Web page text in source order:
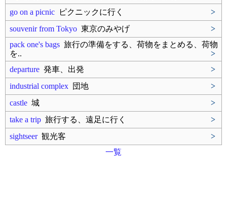
go on a picnic ピクニックに行く
>
souvenir from Tokyo 東京のみやげ
>
pack one's bags 旅行の準備をする、荷物をまとめる、荷物
を..
>
departure 発車、出発
>
industrial complex 団地
>
castle 城
>
take a trip 旅行する、遠足に行く
>
sightseer観光客
>
一覧